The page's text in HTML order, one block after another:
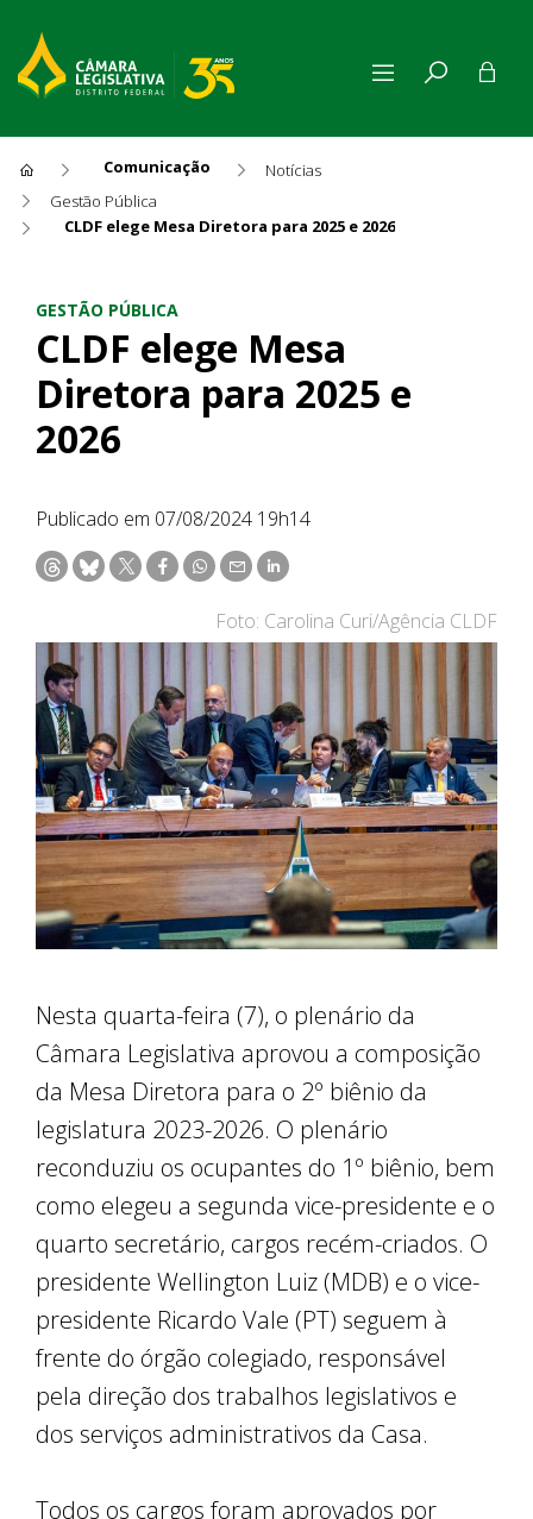
Comunicação
Notícias
Gestão Pública
CLDF elege Mesa Diretora para 2025 e 2026
GESTÃO PÚBLICA
CLDF elege Mesa
Diretora para 2025 e
2026
Publicado em 07/08/2024 19h14
Foto: Carolina Curi/Agência CLDF
Nesta quarta-feira (7), o plenário da
Câmara Legislativa aprovou a composição
da Mesa Diretora para o 2º biênio da
legislatura 2023-2026. O plenário
reconduziu os ocupantes do 1º biênio, bem
como elegeu a segunda vice-presidente e o
quarto secretário, cargos recém-criados. O
presidente Wellington Luiz (MDB) e o vice-
presidente Ricardo Vale (PT) seguem à
frente do órgão colegiado, responsável
pela direção dos trabalhos legislativos e
dos serviços administrativos da Casa.
Todos os cargos foram aprovados por